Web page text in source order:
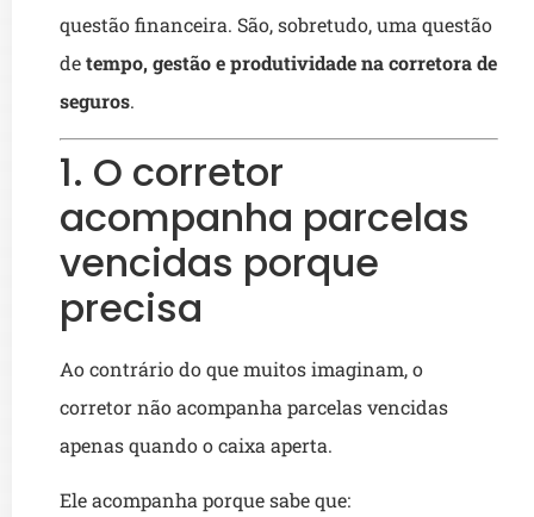
questão financeira. São, sobretudo, uma questão
detempo, gestão e produtividade na corretora de
seguros.
1. O corretor
acompanha parcelas
vencidas porque
precisa
Ao contrário do que muitos imaginam, o
corretor não acompanha parcelas vencidas
apenas quando o caixa aperta.
Ele acompanha porque sabe que: